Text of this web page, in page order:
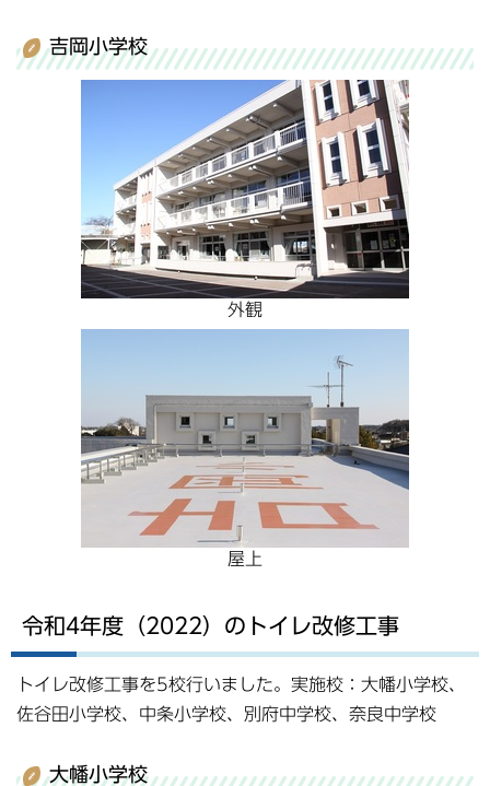
吉岡小学校
外観
屋上
令和4年度（2022）のトイレ改修工事
トイレ改修工事を5校行いました。実施校：大幡小学校、
佐谷田小学校、中条小学校、別府中学校、奈良中学校
大幡小学校